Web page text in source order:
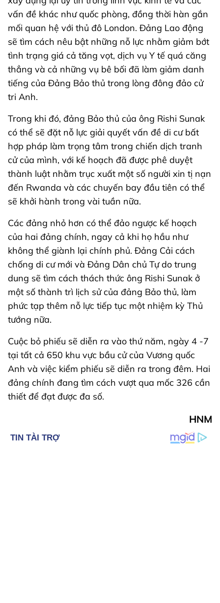
vấn đề khác như quốc phòng, đồng thời hàn gắn
mối quan hệ với thủ đô London. Đảng Lao động
sẽ tìm cách nêu bật những nỗ lực nhằm giảm bớt
tình trạng giá cả tăng vọt, dịch vụ Y tế quá căng
thẳng và cả những vụ bê bối đã làm giảm danh
tiếng của Đảng Bảo thủ trong lòng đông đảo cử
tri Anh.
Trong khi đó, đảng Bảo thủ của ông Rishi Sunak
có thể sẽ đặt nỗ lực giải quyết vấn đề di cư bất
hợp pháp làm trọng tâm trong chiến dịch tranh
cử của mình, với kế hoạch đã được phê duyệt
thành luật nhằm trục xuất một số người xin tị nạn
đến Rwanda và các chuyến bay đầu tiên có thể
sẽ khởi hành trong vài tuần nữa.
Các đảng nhỏ hơn có thể đảo ngược kế hoạch
của hai đảng chính, ngay cả khi họ hầu như
không thể giành lại chính phủ. Đảng Cải cách
chống di cư mới và Đảng Dân chủ Tự do trung
dung sẽ tìm cách thách thức ông Rishi Sunak ở
một số thành trì lịch sử của đảng Bảo thủ, làm
phức tạp thêm nỗ lực tiếp tục một nhiệm kỳ Thủ
tướng nữa.
Cuộc bỏ phiếu sẽ diễn ra vào thứ năm, ngày 4 -7
tại tất cả 650 khu vực bầu cử của Vương quốc
Anh và việc kiểm phiếu sẽ diễn ra trong đêm. Hai
đảng chính đang tìm cách vượt qua mốc 326 cần
thiết để đạt được đa số.
HNM